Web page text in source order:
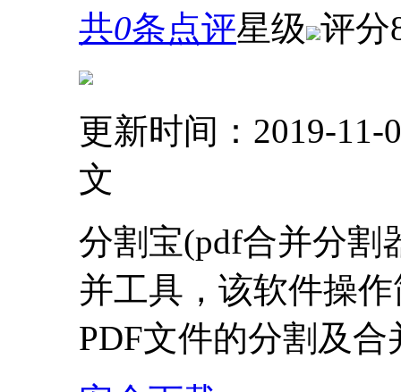
共0条点评星级 评分
更新时间：2019-11-
文
分割宝(pdf合并分割
并工具，该软件操
PDF文件的分割及